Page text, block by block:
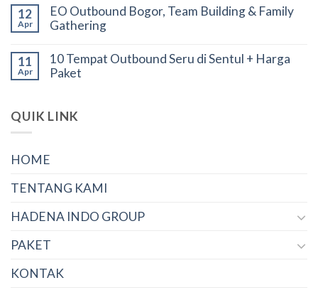
12
Apr
EO Outbound Bogor, Team Building & Family
Gathering
11
Apr
10 Tempat Outbound Seru di Sentul + Harga
Paket
QUIK LINK
HOME
TENTANG KAMI
HADENA INDO GROUP
PAKET
KONTAK